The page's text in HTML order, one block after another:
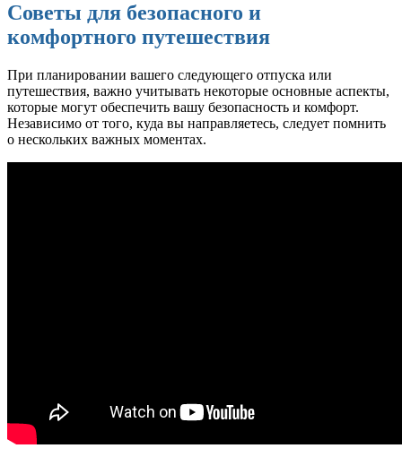
Советы для безопасного и
комфортного путешествия
При планировании вашего следующего отпуска или
путешествия, важно учитывать некоторые основные аспекты,
которые могут обеспечить вашу безопасность и комфорт.
Независимо от того, куда вы направляетесь, следует помнить
о нескольких важных моментах.